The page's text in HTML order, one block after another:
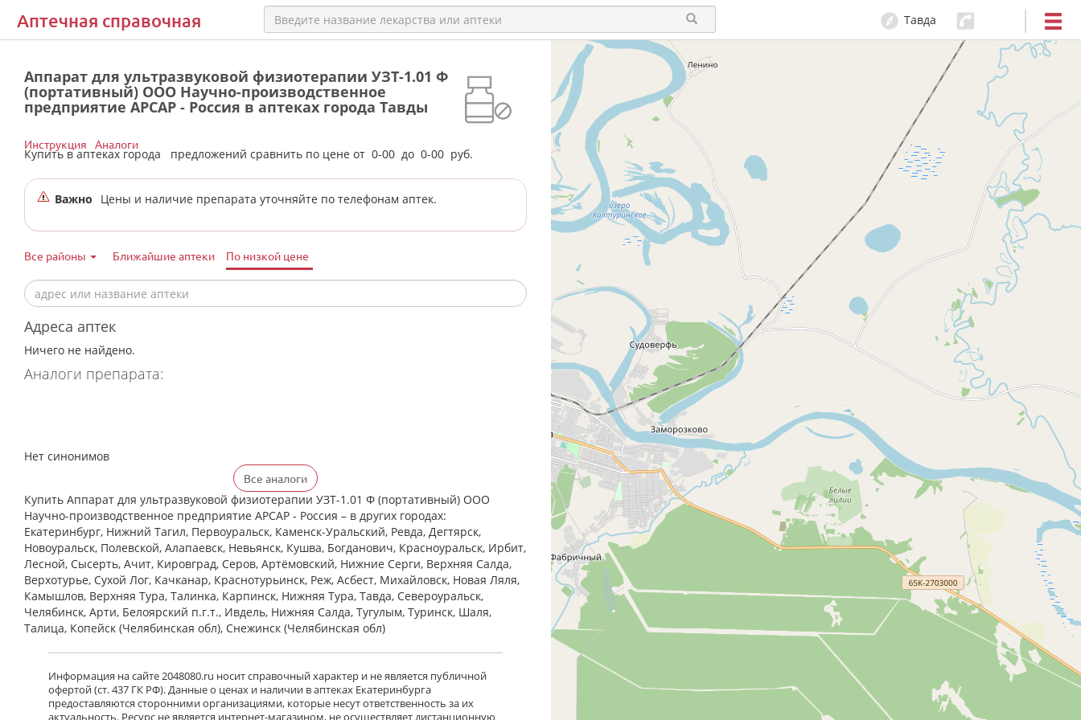
Аптечная справочная Тавда
Аппарат для ультразвуковой физиотерапии УЗТ-1.01 Ф
(портативный) ООО Научно-производственное
предприятие АРСАР - Россия в аптеках города Тавды
Купить в аптеках города предложений сравнить по цене от 0-00 до 0-00 руб.
Инструкция Аналоги
Важно Цены и наличие препарата уточняйте по телефонам аптек.
Все районы Ближайшие аптеки По низкой цене
Адреса аптек
Ничего не найдено.
Аналоги препарата:
Нет синонимов
Все аналоги
Купить Аппарат для ультразвуковой физиотерапии УЗТ-1.01 Ф (портативный) ООО
Научно-производственное предприятие АРСАР - Россия – в других городах:
Екатеринбург, Нижний Тагил, Первоуральск, Каменск-Уральский, Ревда, Дегтярск,
Новоуральск, Полевской, Алапаевск, Невьянск, Кушва, Богданович, Красноуральск, Ирбит,
Лесной, Сысерть, Ачит, Кировград, Серов, Артёмовский, Нижние Cерги, Верхняя Салда,
Верхотурье, Сухой Лог, Качканар, Краснотурьинск, Реж, Асбест, Михайловск, Новая Ляля,
Камышлов, Верхняя Тура, Талинка, Карпинск, Нижняя Тура, Тавда, Североуральск,
Челябинск, Арти, Белоярский п.г.т., Ивдель, Нижняя Салда, Тугулым, Туринск, Шаля,
Талица, Копейск (Челябинская обл), Снежинск (Челябинская обл)
Информация на сайте 2048080.ru носит справочный характер и не является публичной
офертой (ст. 437 ГК РФ). Данные о ценах и наличии в аптеках Екатеринбурга
предоставляются сторонними организациями, которые несут ответственность за их
актуальность. Ресурс не является интернет-магазином, не осуществляет дистанционную